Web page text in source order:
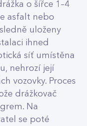
o šířce 1–4
asfalt nebo
uloženy
ihned
síť umístěna
nehrozí její
vozovky. Proces
drážkovač
Na
se poté